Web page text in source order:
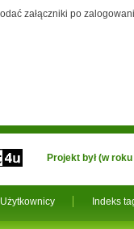
załączniki po
Użytkownicy Indeks
Projekt był (w